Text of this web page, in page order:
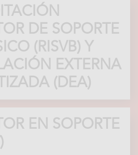
DE SOPORTE
(RISVB) Y
EXTERNA
(DEA)
EN SOPORTE